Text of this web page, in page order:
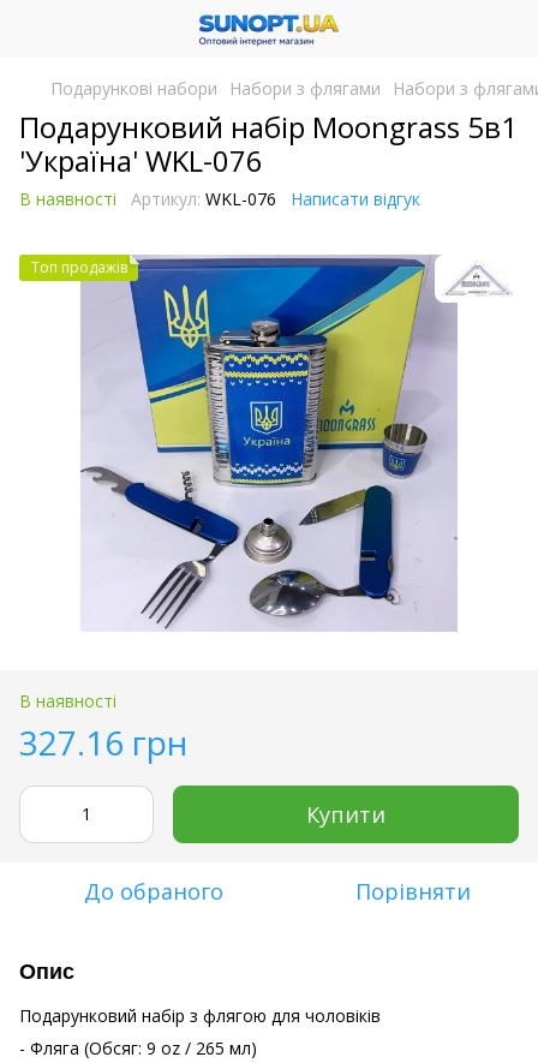
Подарункові набори Набори з флягами Набори з
Подарунковий набір Moongrass 5в1
'Україна' WKL-076
В наявності Артикул: WKL-076 Написати відгук
Топ продажів
В наявності
327.16 грн
Купити
До обраного Порівняти
Опис
Подарунковий набір з флягою для чоловіків
- Фляга (Обсяг: 9 oz / 265 мл)